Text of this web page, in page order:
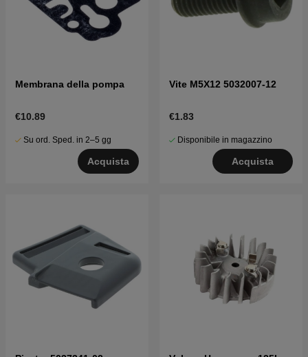
Membrana della pompa
€10.89
Su ord. Sped. in 2–5 gg
Acquista
Vite M5X12 5032007-12
€1.83
Disponibile in magazzino
Acquista